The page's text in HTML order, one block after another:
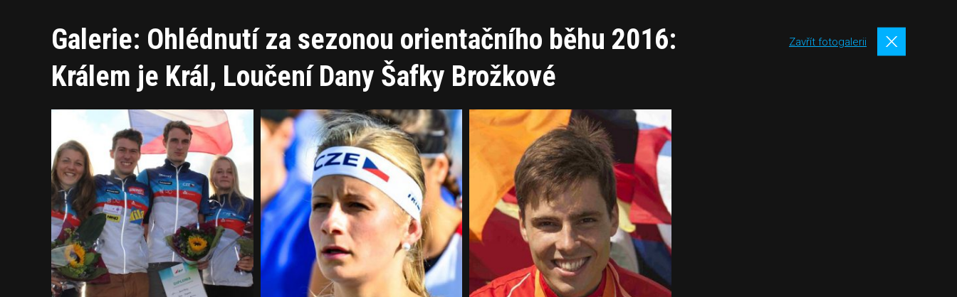
Galerie: Ohlédnutí za sezonou orientačního běhu 2016:
Králem je Král, Loučení Dany Šafky Brožkové
Zavřít fotogalerii